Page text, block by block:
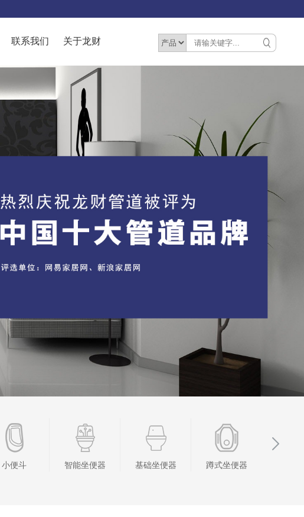
联系我们 关于龙财
智能坐便器 基础坐便器 蹲式坐便器 浴室套装